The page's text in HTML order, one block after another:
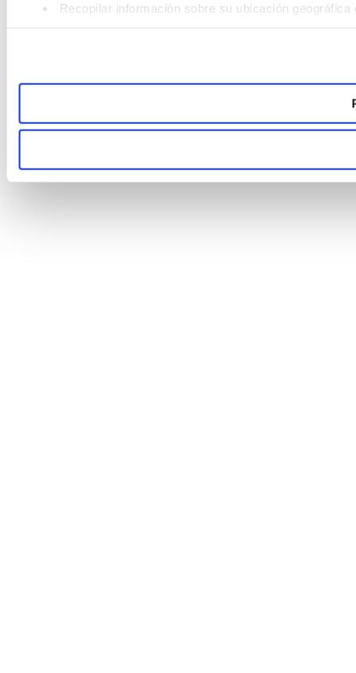
Recopilar información sobre su ubicación
Las cookies de este sitio web se usan para personalizar
tráfico. Además, compartimos información sobre el uso